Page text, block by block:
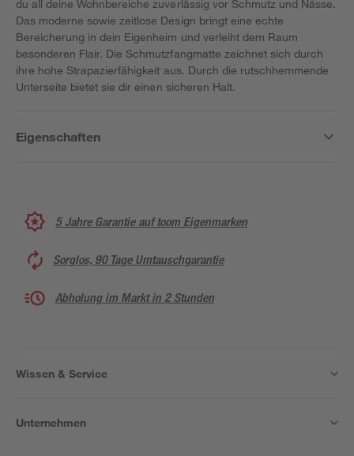
du all deine Wohnbereiche zuverlässig vor Schmutz und Nässe.
Das moderne sowie zeitlose Design bringt eine echte
Bereicherung in dein Eigenheim und verleiht dem Raum
besonderen Flair. Die Schmutzfangmatte zeichnet sich durch
ihre hohe Strapazierfähigkeit aus. Durch die rutschhemmende
Unterseite bietet sie dir einen sicheren Halt.
Eigenschaften
5 Jahre Garantie auf toom Eigenmarken
Sorglos, 90 Tage Umtauschgarantie
Abholung im Markt in 2 Stunden
Wissen & Service
Unternehmen